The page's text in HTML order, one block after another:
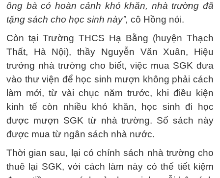
ông bà có hoàn cảnh khó khăn, nhà trường đã
tặng sách cho học sinh này”, cô Hồng nói.
Còn tại Trường THCS Hạ Bằng (huyện Thạch
Thất, Hà Nội), thầy Nguyễn Văn Xuân, Hiệu
trưởng nhà trường cho biết, việc mua SGK đưa
vào thư viện để học sinh mượn không phải cách
làm mới, từ vài chục năm trước, khi điều kiện
kinh tế còn nhiều khó khăn, học sinh đi học
được mượn SGK từ nhà trường. Số sách này
được mua từ ngân sách nhà nước.
Thời gian sau, lại có chính sách nhà trường cho
thuê lại SGK, với cách làm này có thể tiết kiệm